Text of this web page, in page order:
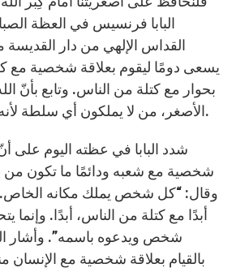
البابا فرنسيس في العظة
القداس الإلهي من دار القديسة
يسعى دومًا ليقوم بعلاقة شخصية مع
بحوار مع كتلة من الناس. وتابع بأنّ
الأصغر، من لا يملكون أي سلطة لأنه يحبّ الأكثر تواضعًا.
شدد البابا في عظته اليوم على
شخصية مع شعبه ودائمًا ما
وقال: “كل شخص يملك مكانه الخاص.
أبدًا مع كتلة من الناس، أبدًا.
شخص ويدعوه باسمه”. وأشار
بالقيام بعلاقة شخصية مع الإنسان